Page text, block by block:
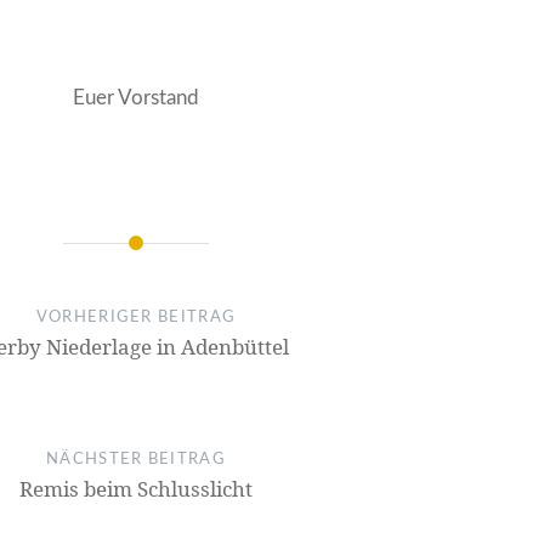
Euer Vorstand
VORHERIGER BEITRAG
Niederlage in Adenbüttel
NÄCHSTER BEITRAG
Remis beim Schlusslicht